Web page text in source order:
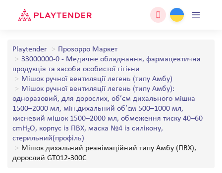
Playtender
Прозорро Маркет
33000000-0 - Медичне обладнання, фармацевтична
продукція та засоби особистої гігієни
Мішок ручної вентиляції легень (типу Амбу)
Мішок ручної вентиляції легень (типу Амбу):
одноразовий, для дорослих, об’єм дихального мішка
1500–2000 мл, мін.дихальний об’єм 500–1000 мл,
кисневий мішок 1500–2000 мл, обмеження тиску 40–60
cmH₂O, корпус із ПВХ, маска №4 із силікону,
стерильний(профіль)
Мішок дихальний реанімаційний типу Амбу (ПВХ),
дорослий GT012-300С